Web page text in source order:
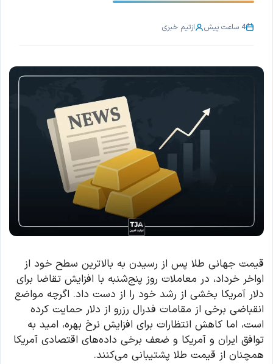
4 ساعت پیش ازتیم خبری
قیمت جهانی طلا پس از رسیدن به بالاترین سطح خود از
اواخر خرداد، در معاملات روز پنج‌شنبه با افزایش تقاضا برای
دلار آمریکا بخشی از رشد خود را از دست داد. اگرچه مواضع
انقباضی برخی از مقامات فدرال رزرو از دلار حمایت کرده
است، اما کاهش انتظارات برای افزایش نرخ بهره، امید به
توافق ایران و آمریکا و ضعف برخی داده‌های اقتصادی آمریکا
همچنان از قیمت طلا پشتیبانی می‌کنند.